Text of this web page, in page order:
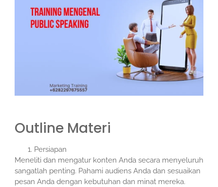
Outline Materi
Persiapan
Meneliti dan mengatur konten Anda secara menyeluruh
sangatlah penting. Pahami audiens Anda dan sesuaikan
pesan Anda dengan kebutuhan dan minat mereka.